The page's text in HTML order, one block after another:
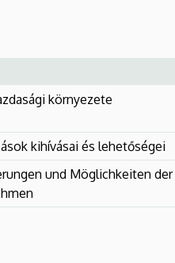
környezete
kihívásai és lehetőségei
und Möglichkeiten der